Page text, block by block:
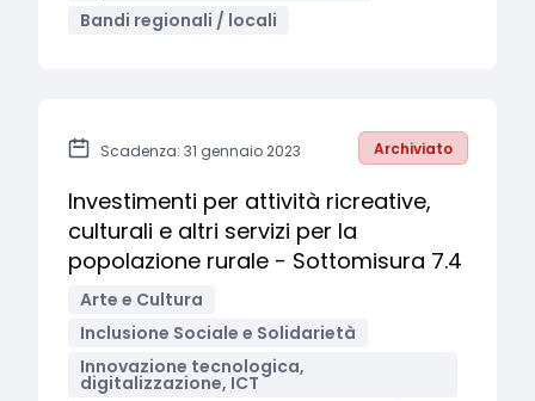
Bandi regionali / locali
Scadenza: 31 gennaio 2023 Archiviato
Investimenti per attività ricreative,
culturali e altri servizi per la
popolazione rurale - Sottomisura 7.4
Arte e Cultura
Inclusione Sociale e Solidarietà
Innovazione tecnologica,
digitalizzazione, ICT